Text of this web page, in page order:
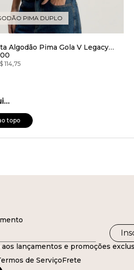
PIMA DUPLO
Algodão Pima Gola V Legacy
114,75
topo
lançamentos e promoções
de ServiçoFrete